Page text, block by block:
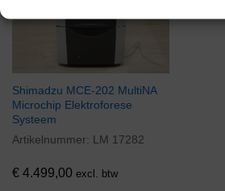
Shimadzu MCE-202 MultiNA
Microchip Elektroforese
Systeem
Artikelnummer: LM 17282
€ 4.499,00 excl. btw